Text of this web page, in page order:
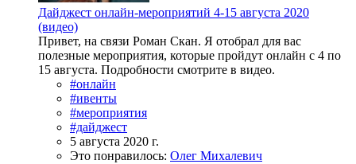
Дайджест онлайн-мероприятий 4-15 августа 2020
(видео)
Привет, на связи Роман Скан. Я отобрал для вас
полезные мероприятия, которые пройдут онлайн с 4 по
15 августа. Подробности смотрите в видео.
#онлайн
#ивенты
#мероприятия
#дайджест
5 августа 2020 г.
Это понравилось: Олег Михалевич